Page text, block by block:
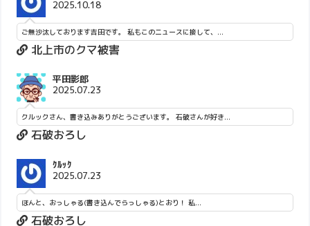
2025.10.18
ご無沙汰しております吉田です。 私もこのニュースに接して、...
北上市のクマ被害
平田影郎
2025.07.23
クルックさん、書き込みありがとうございます。 石破さんが好き...
石破おろし
ｸﾙｯｸ
2025.07.23
ほんと、おっしゃる(書き込んでらっしゃる)とおり！ 私...
石破おろし